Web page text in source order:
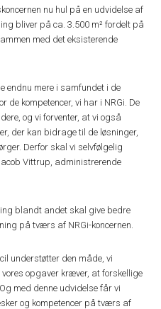
nu hul på en udvidelse af
bliver på ca. 3.500 m² fordelt på
med det eksisterende
endnu mere i samfundet i de
de kompetencer, vi har i NRGi. De
og vi forventer, at vi også
der kan bidrage til de løsninger,
Derfor skal vi selvfølgelig
Vittrup, administrerende
blandt andet skal give bedre
på tværs af NRGi-koncernen.
understøtter den måde, vi
opgaver kræver, at forskellige
med denne udvidelse får vi
og kompetencer på tværs af